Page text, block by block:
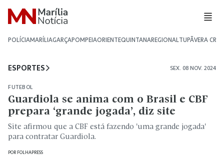
POLÍCIAMARÍLIAGARÇAPOMPEIAORIENTEQUINTANAREGIONALTUPÃVERA CRUZ
ESPORTES SEX. 08 NOV. 2024
FUTEBOL
Guardiola se anima com o Brasil e CBF
prepara ‘grande jogada’, diz site
Site afirmou que a CBF está fazendo 'uma grande jogada'
para contratar Guardiola.
POR FOLHAPRESS